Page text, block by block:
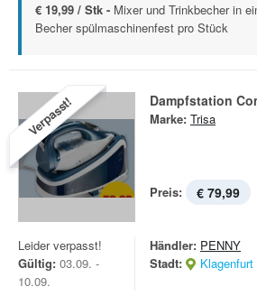
€ 19,99 / Stk - Mixer und Trinkbecher in
Becher spülmaschinenfest pro Stück
Verpasst! Dampfstation
Marke: Trisa
Preis: € 79,99
Leider verpasst!
Gültig: 03.09. -
10.09.
Händler: PENNY
Stadt: